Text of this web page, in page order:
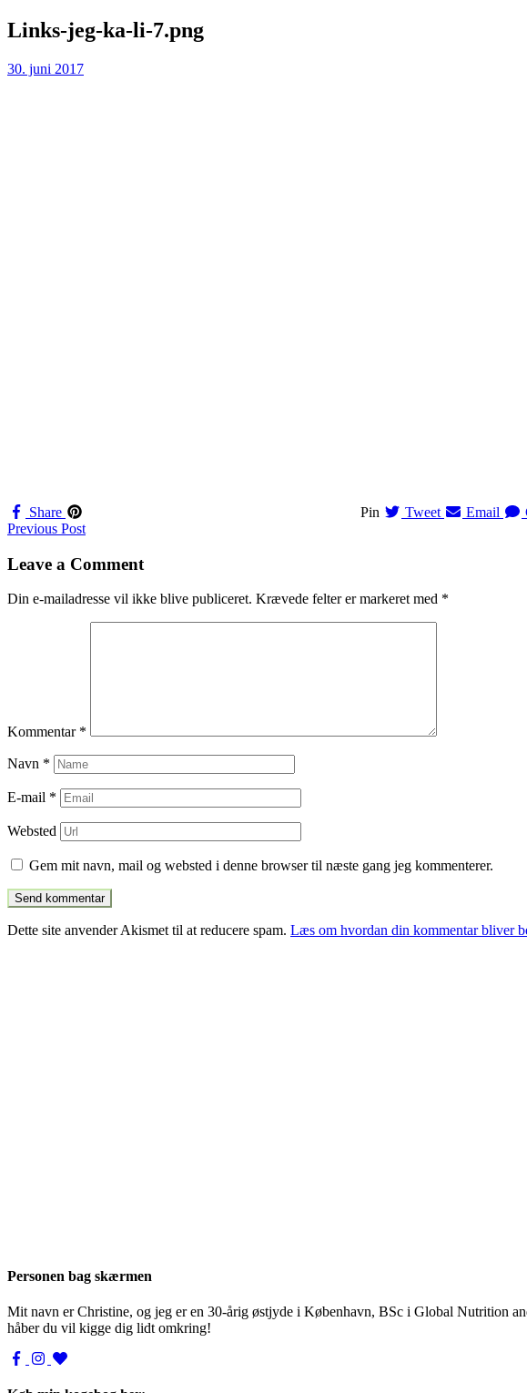
Skip
to
Links-jeg-ka-li-7.png
30. juni 2017
Share Pin Tweet Email
Navigation
til
Previous Post
Leave a Comment
Din e-mailadresse vil ikke blive publiceret. Krævede felter er markeret med *
Kommentar *
Navn *
E-mail *
Websted
Gem mit navn, mail og websted i denne browser til næste gang jeg kommenterer.
Dette site anvender Akismet til at reducere spam. Læs om hvordan din kommentar bliver
Personen bag skærmen
Mit navn er Christine, og jeg er en 30-årig østjyde i København, BSc i Global Nutrition
håber du vil kigge dig lidt omkring!